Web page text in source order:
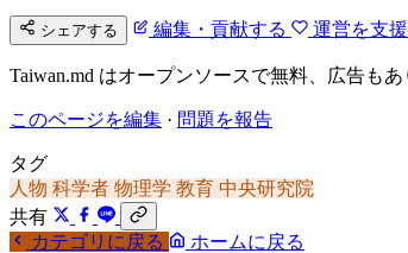
シェアする 編集・貢献する 運営を支
Taiwan.md はオープンソースで無料、広告も
このページを編集 · 問題を報告
タグ
人物 科学者 物理学 教育 中央研究院
共有
カテゴリに戻る
ホームに戻る